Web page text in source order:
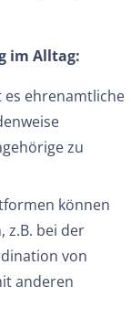
im Alltag:
ehrenamtliche
zu
können
z.B. bei der
von
anderen